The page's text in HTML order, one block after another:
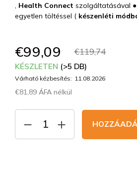
€119,74
€99,09
KÉSZLETEN (>5 DB)
Várható kézbesítés: 11.08.2026
€81,89 ÁFA nélkül
, Health Connect szolgáltatásával
egyetlen töltéssel ( készenléti